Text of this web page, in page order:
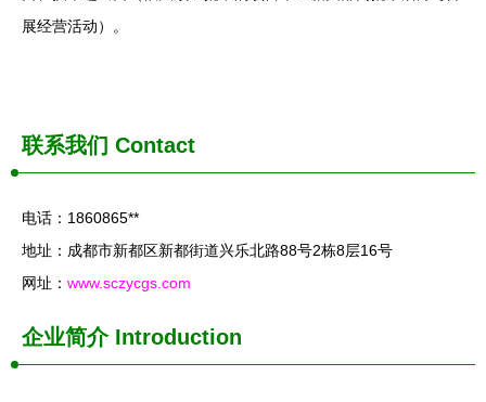
展经营活动）。
联系我们 Contact
电话：1860865**
地址：成都市新都区新都街道兴乐北路88号2栋8层16号
网址： www.sczycgs.com
企业简介Introduction